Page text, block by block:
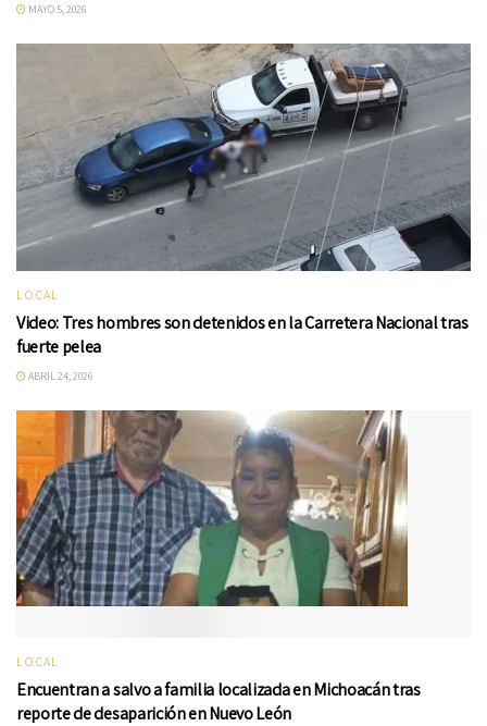
MAYO 5, 2026
LOCAL
Video: Tres hombres son detenidos en la Carretera Nacional tras
fuerte pelea
ABRIL 24, 2026
LOCAL
Encuentran a salvo a familia localizada en Michoacán tras
reporte de desaparición en Nuevo León